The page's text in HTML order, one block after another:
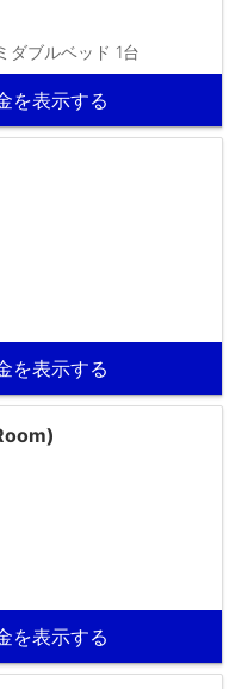
ダブルベッド 1台
を表示する
を表示する
を表示する